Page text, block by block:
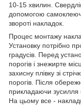
10-15 хвилин.
допомогою
звороті накладок.
Процес монтажу
Установку потрібно
градусів. Перед
порогів і знежирте
захисну плівку зі
порогів. Після
прикладаючи зусилля
На цьому все -